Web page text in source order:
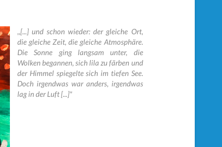
,,[...] und schon wieder: der gleiche Ort,
die gleiche Zeit, die gleiche Atmosphäre.
Die Sonne ging langsam unter, die
Wolken begannen, sich lila zu färben und
der Himmel spiegelte sich im tiefen See.
Doch irgendwas war anders, irgendwas
lag in der Luft [...]"